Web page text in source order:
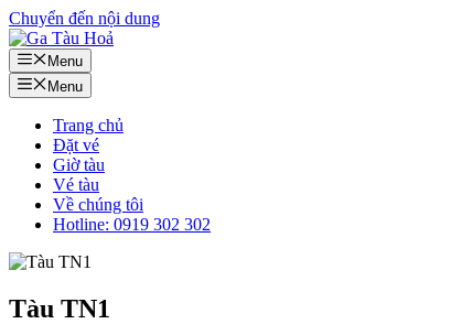
Chuyển đến nội dung
Menu
Menu
Trang chủ
Đặt vé
Giờ tàu
Vé tàu
Về chúng tôi
Hotline: 0919 302 302
Tàu TN1